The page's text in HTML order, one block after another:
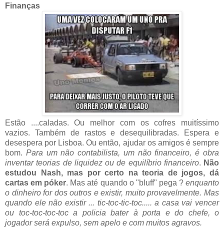
Finanças
Estão ....caladas. Ou melhor com os cofres muitíssimo
vazios. Também de rastos e desequilibradas. Espera e
desespera por Lisboa. Ou então, ajudar os amigos é sempre
bom. Para um não contabilista, um não financeiro, é obra
inventar teorias de liquidez ou de equilíbrio financeiro. Não
estudou Nash, mas por certo na teoria de jogos, dá
cartas em póker. Mas até quando o "bluff" pega ?enquanto
o dinheiro for dos outros e existir, muito provavelmente. Mas
quando ele não existir ... tic-toc-tic-toc..... a casa vai vencer
ou toc-toc-toc-toc a policia bater à porta e do chefe, o
jogador será expulso, sem apelo e com muitos agravos.